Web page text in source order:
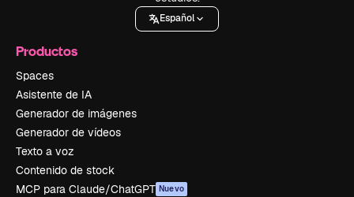
Español
Productos
Spaces
Asistente de IA
Generador de imágenes
Generador de vídeos
Texto a voz
Contenido de stock
MCP para Claude/ChatGPT Nuevo